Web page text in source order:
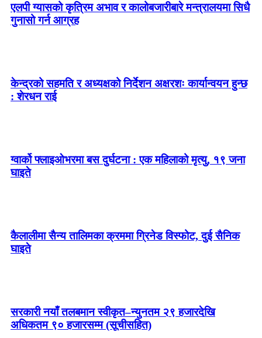
एलपी ग्यासको कृत्रिम अभाव र कालोबजारीबारे मन्त्रालयमा सिधै
गुनासो गर्न आग्रह
केन्द्रको सहमति र अध्यक्षको निर्देशन अक्षरशः कार्यान्वयन हुन्छ
: शेरधन राई
ग्वार्को फ्लाइओभरमा बस दुर्घटना : एक महिलाको मृत्यु, १९ जना
घाइते
कैलालीमा सैन्य तालिमका क्रममा ग्रिनेड विस्फोट, दुई सैनिक
घाइते
सरकारी नयाँ तलबमान स्वीकृत–न्युनतम २९ हजारदेखि
अधिकतम ९० हजारसम्म (सूचीसहित)